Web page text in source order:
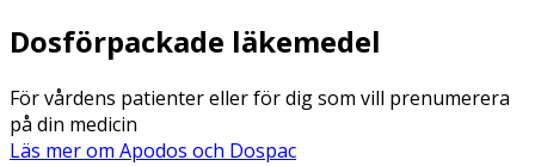
Dosförpackade läkemedel
För vårdens patienter eller för dig som vill prenumerera
på din medicin
Läs mer om Apodos och Dospac